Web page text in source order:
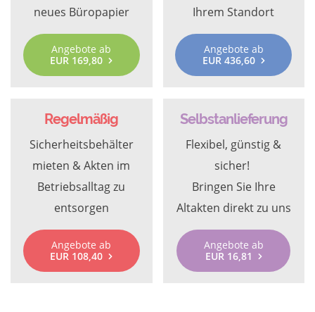
neues Büropapier
Angebote ab
EUR 169,80
Ihrem Standort
Angebote ab
EUR 436,60
Regelmäßig
Sicherheitsbehälter
mieten & Akten im
Betriebsalltag zu
entsorgen
Angebote ab
EUR 108,40
Selbstanlieferung
Flexibel, günstig &
sicher!
Bringen Sie Ihre
Altakten direkt zu uns
Angebote ab
EUR 16,81